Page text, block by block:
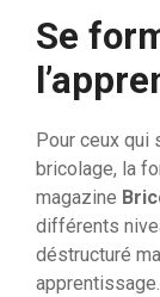
Se
Pour ceux qui
bricolage, la
magazine
différents
déstructuré
apprentissage.